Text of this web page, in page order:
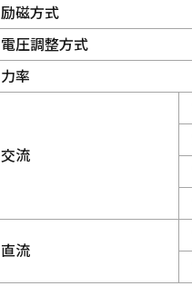
励磁方式
電圧調整方式
力率
交流
直流